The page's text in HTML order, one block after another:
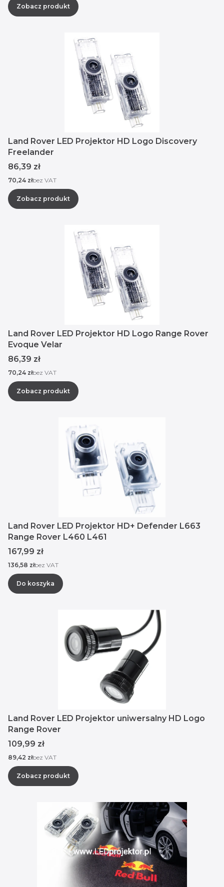
Zobacz produkt
Land Rover LED Projektor HD Logo Discovery
Freelander
Cena
86,39 zł
Cena
70,24 złbez VAT
Zobacz produkt
Land Rover LED Projektor HD Logo Range Rover
Evoque Velar
Cena
86,39 zł
Cena
70,24 złbez VAT
Zobacz produkt
Land Rover LED Projektor HD+ Defender L663
Range Rover L460 L461
Cena
167,99 zł
Cena
136,58 złbez VAT
Do koszyka
Land Rover LED Projektor uniwersalny HD Logo
Range Rover
Cena
109,99 zł
Cena
89,42 złbez VAT
Zobacz produkt